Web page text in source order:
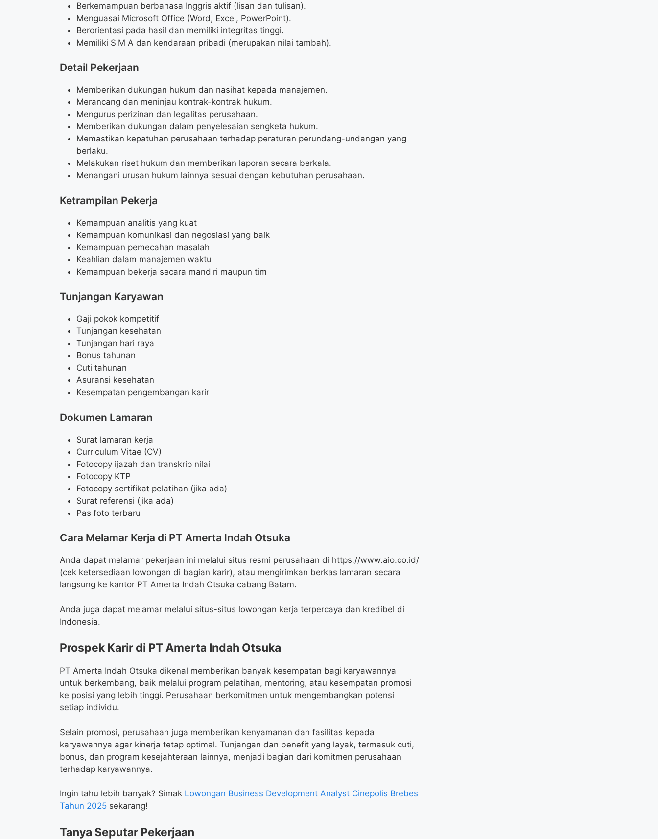
Berkemampuan berbahasa Inggris aktif (lisan dan tulisan).
Menguasai Microsoft Office (Word, Excel, PowerPoint).
Berorientasi pada hasil dan memiliki integritas tinggi.
Memiliki SIM A dan kendaraan pribadi (merupakan nilai tambah).
Detail Pekerjaan
Memberikan dukungan hukum dan nasihat kepada manajemen.
Merancang dan meninjau kontrak-kontrak hukum.
Mengurus perizinan dan legalitas perusahaan.
Memberikan dukungan dalam penyelesaian sengketa hukum.
Memastikan kepatuhan perusahaan terhadap peraturan perundang-undangan yang
berlaku.
Melakukan riset hukum dan memberikan laporan secara berkala.
Menangani urusan hukum lainnya sesuai dengan kebutuhan perusahaan.
Ketrampilan Pekerja
Kemampuan analitis yang kuat
Kemampuan komunikasi dan negosiasi yang baik
Kemampuan pemecahan masalah
Keahlian dalam manajemen waktu
Kemampuan bekerja secara mandiri maupun tim
Tunjangan Karyawan
Gaji pokok kompetitif
Tunjangan kesehatan
Tunjangan hari raya
Bonus tahunan
Cuti tahunan
Asuransi kesehatan
Kesempatan pengembangan karir
Dokumen Lamaran
Surat lamaran kerja
Curriculum Vitae (CV)
Fotocopy ijazah dan transkrip nilai
Fotocopy KTP
Fotocopy sertifikat pelatihan (jika ada)
Surat referensi (jika ada)
Pas foto terbaru
Cara Melamar Kerja di PT Amerta Indah Otsuka
Anda dapat melamar pekerjaan ini melalui situs resmi perusahaan di https://www.aio.co.id/
(cek ketersediaan lowongan di bagian karir), atau mengirimkan berkas lamaran secara
langsung ke kantor PT Amerta Indah Otsuka cabang Batam.
Anda juga dapat melamar melalui situs-situs lowongan kerja terpercaya dan kredibel di
Indonesia.
Prospek Karir di PT Amerta Indah Otsuka
PT Amerta Indah Otsuka dikenal memberikan banyak kesempatan bagi karyawannya
untuk berkembang, baik melalui program pelatihan, mentoring, atau kesempatan promosi
ke posisi yang lebih tinggi. Perusahaan berkomitmen untuk mengembangkan potensi
setiap individu.
Selain promosi, perusahaan juga memberikan kenyamanan dan fasilitas kepada
karyawannya agar kinerja tetap optimal. Tunjangan dan benefit yang layak, termasuk cuti,
bonus, dan program kesejahteraan lainnya, menjadi bagian dari komitmen perusahaan
terhadap karyawannya.
Ingin tahu lebih banyak? Simak Lowongan Business Development Analyst Cinepolis Brebes
Tahun 2025 sekarang!
Tanya Seputar Pekerjaan